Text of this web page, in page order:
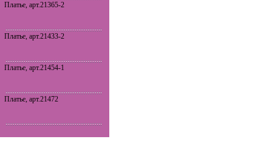
Платье, арт.21365-2
Платье, арт.21433-2
Платье, арт.21454-1
Платье, арт.21472